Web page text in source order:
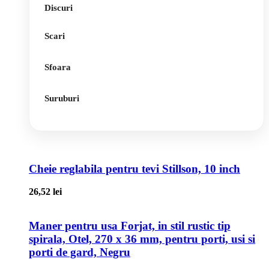
Discuri
Scari
Sfoara
Suruburi
Cheie reglabila pentru tevi Stillson, 10 inch
26,52 lei
Maner pentru usa Forjat, in stil rustic tip
spirala, Otel, 270 x 36 mm, pentru porti, usi si
porti de gard, Negru